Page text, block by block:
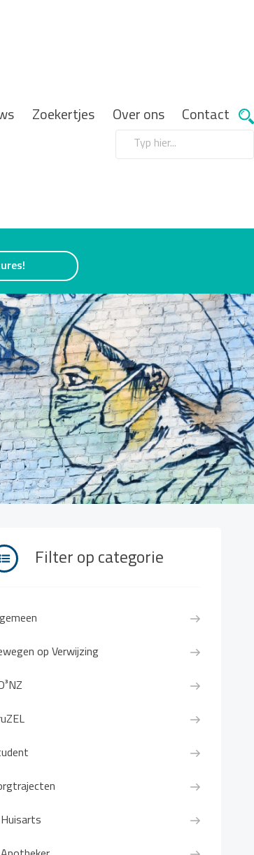
Zoekertjes Over ons Contact
Filter op categorie
op Verwijzing
Huisarts